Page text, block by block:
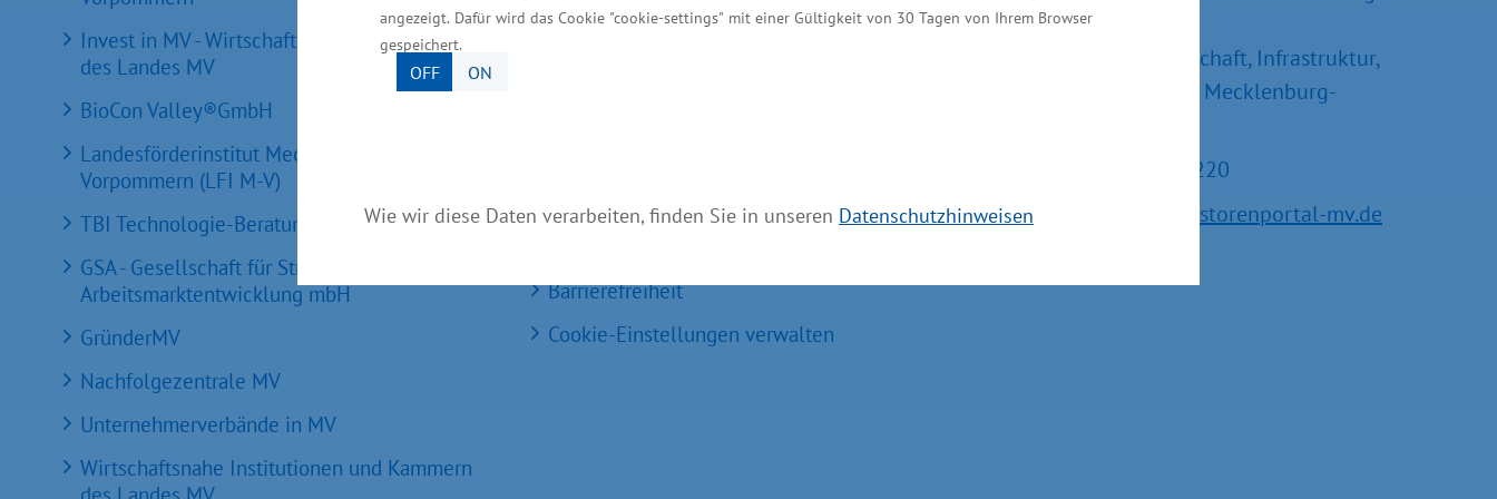
angezeigt. Dafür wird das Cookie "cookie-settings" mit einer Gültigkeit von 30 Tagen von Ihrem Browser
gespeichert.
OFF ON
Wie wir diese Daten verarbeiten, finden Sie in unseren Datenschutzhinweisen
Invest in MV - Wirtschaftsfördergesellschaft
des Landes MV
BioCon Valley®GmbH
Landesförderinstitut Mecklenburg-
Vorpommern (LFI M-V)
TBI Technologie-Beratungs-Institut GmbH
GSA - Gesellschaft für Struktur &
Arbeitsmarktentwicklung mbH
GründerMV
Nachfolgezentrale MV
Unternehmerverbände in MV
Wirtschaftsnahe Institutionen und Kammern
MV Serviceportal
Datenschutz
Barrierefreiheit
Cookie-Einstellungen verwalten
und –erweiterungen
Ministerium für Wirtschaft, Infrastruktur,
Tourismus und Arbeit Mecklenburg-
Tel.: +49 385 588-15220
E-Mail:
service@investorenportal-mv.de